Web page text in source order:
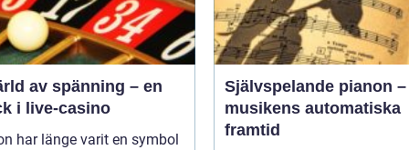
av spänning – en
i live-casino
har länge varit en symbol
Självspelande pianon –
musikens automatiska
framtid